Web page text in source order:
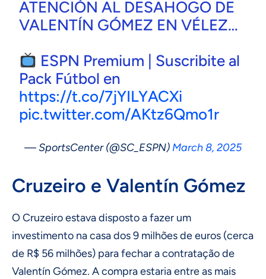
ATENCIÓN AL DESAHOGO DE
VALENTÍN GÓMEZ EN VÉLEZ…
ESPN Premium | Suscribite al
Pack Fútbol en
https://t.co/7jYILYACXi
pic.twitter.com/AKtz6Qmo1r
— SportsCenter (@SC_ESPN) March 8, 2025
Cruzeiro e Valentín Gómez
O Cruzeiro estava disposto a fazer um
investimento na casa dos 9 milhões de euros (cerca
de R$ 56 milhões) para fechar a contratação de
Valentín Gómez. A compra estaria entre as mais